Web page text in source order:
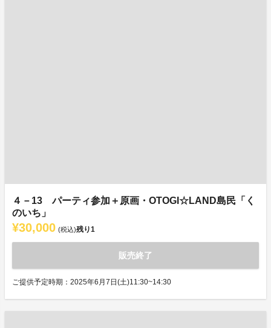
４－13 パーティ参加＋原画・OTOGI☆LAND島民「く
のいち」
¥30,000 (税込)残り1
販売終了
ご提供予定時期：2025年6月7日(土)11:30~14:30